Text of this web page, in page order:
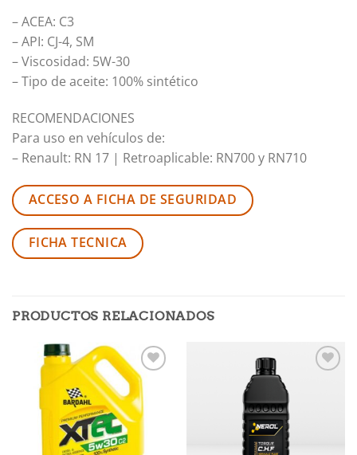
– ACEA: C3
– API: CJ-4, SM
– Viscosidad: 5W-30
– Tipo de aceite: 100% sintético
RECOMENDACIONES
Para uso en vehículos de:
– Renault: RN 17 | Retroaplicable: RN700 y RN710
ACCESO A FICHA DE SEGURIDAD
FICHA TECNICA
PRODUCTOS RELACIONADOS
Añadir
a la
lista de
deseos